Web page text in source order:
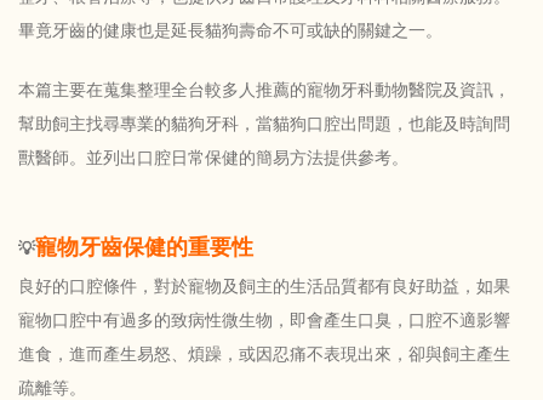
畢竟牙齒的健康也是延長貓狗壽命不可或缺的關鍵之一。
本篇主要在蒐集整理全台較多人推薦的寵物牙科動物醫院及資訊，
幫助飼主找尋專業的貓狗牙科，當貓狗口腔出問題，也能及時詢問
獸醫師。並列出口腔日常保健的簡易方法提供參考。
💡寵物牙齒保健的重要性
良好的口腔條件，對於寵物及飼主的生活品質都有良好助益，如果
寵物口腔中有過多的致病性微生物，即會產生口臭，口腔不適影響
進食，進而產生易怒、煩躁，或因忍痛不表現出來，卻與飼主產生
疏離等。